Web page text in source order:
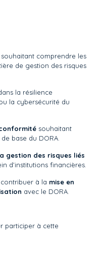
souhaitant comprendre les
de gestion des risques
la résilience
la cybersécurité du
souhaitant
base du DORA.
gestion des risques liés
d’institutions financières.
à la mise en
avec le DORA.
participer à cette